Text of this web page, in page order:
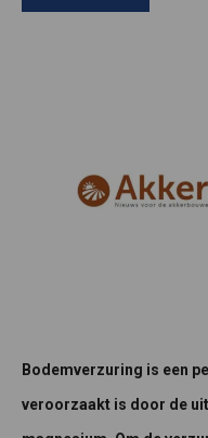
Bodemverzuring is een
veroorzaakt is door de